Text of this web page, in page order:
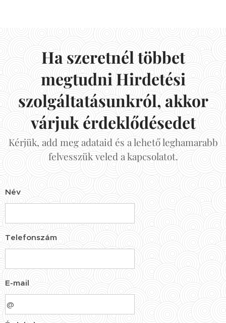
Ha szeretnél többet
megtudni Hirdetési
szolgáltatásunkról, akkor
várjuk érdeklődésedet
Kérjük, add meg adataid és a lehető leghamarabb
felvesszük veled a kapcsolatot.
Név
Telefonszám
E-mail